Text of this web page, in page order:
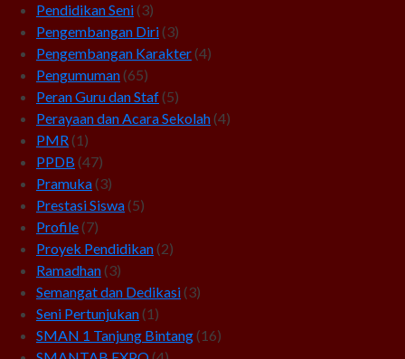
Pendidikan Seni (3)
Pengembangan Diri (3)
Pengembangan Karakter (4)
Pengumuman (65)
Peran Guru dan Staf (5)
Perayaan dan Acara Sekolah (4)
PMR (1)
PPDB (47)
Pramuka (3)
Prestasi Siswa (5)
Profile (7)
Proyek Pendidikan (2)
Ramadhan (3)
Semangat dan Dedikasi (3)
Seni Pertunjukan (1)
SMAN 1 Tanjung Bintang (16)